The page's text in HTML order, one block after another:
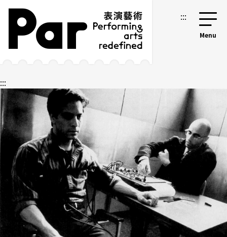
跳到主要內容區塊
網站導覽 :::
:::